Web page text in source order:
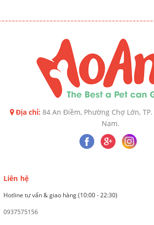
Địa chỉ: 84 An Điềm, Phường Chợ Lớn,
Nam.
Liên hệ
Hotline tư vấn & giao hàng (10:00 - 22:30)
0937575156